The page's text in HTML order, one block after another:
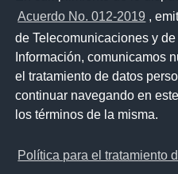
Acuerdo No. 012-2019 ,
de Telecomunicaciones y
Información, comunicamos
el tratamiento de datos
continuar navegando en
los términos de la misma.
Política para el tratamiento